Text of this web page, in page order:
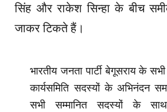
सिंह और राकेश सिन्हा के बीच
जाकर टिकते हैं।
भारतीय जनता पार्टी बेगूसराय के
कार्यसमिति सदस्यों के अभिनंदन
सभी सम्मानित सदस्यों के